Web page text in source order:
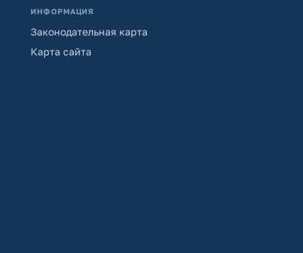
ИНФОРМАЦИЯ
Законодательная карта
Карта сайта